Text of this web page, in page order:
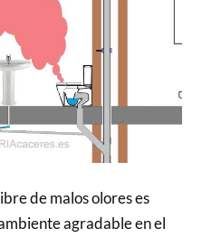
de malos olores es
agradable en el